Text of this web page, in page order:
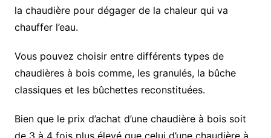
la chaudière pour dégager de la chaleur qui va
chauffer l’eau.
Vous pouvez choisir entre différents types de
chaudières à bois comme, les granulés, la bûche
classiques et les bûchettes reconstituées.
Bien que le prix d’achat d’une chaudière à bois soit
de 3 à 4 fois plus élevé que celui d’une chaudière à